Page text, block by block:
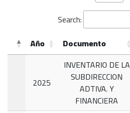
Search:
Año
Documento
2025
INVENTARIO DE LA
SUBDIRECCION
ADTIVA. Y
FINANCIERA